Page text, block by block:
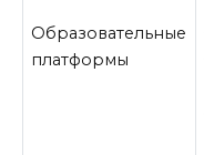
Образовательные
платформы